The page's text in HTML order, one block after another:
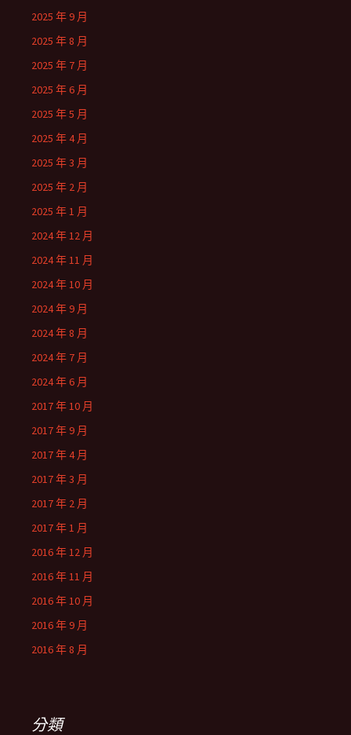
2025 年 9 月
2025 年 8 月
2025 年 7 月
2025 年 6 月
2025 年 5 月
2025 年 4 月
2025 年 3 月
2025 年 2 月
2025 年 1 月
2024 年 12 月
2024 年 11 月
2024 年 10 月
2024 年 9 月
2024 年 8 月
2024 年 7 月
2024 年 6 月
2017 年 10 月
2017 年 9 月
2017 年 4 月
2017 年 3 月
2017 年 2 月
2017 年 1 月
2016 年 12 月
2016 年 11 月
2016 年 10 月
2016 年 9 月
2016 年 8 月
分類